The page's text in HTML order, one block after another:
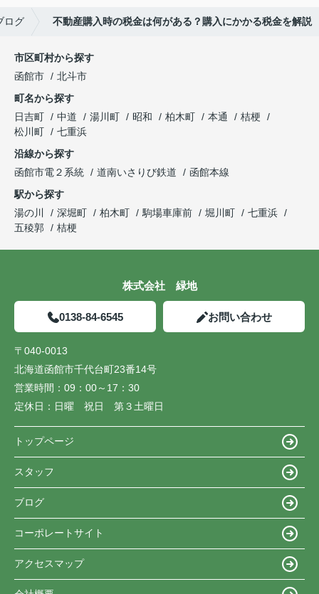
ログ 不動産購入時の税金は何がある？購入にかかる税金を解説
市区町村から探す
函館市
北斗市
町名から探す
日吉町
中道 湯川町 昭和 柏木町 本通
桔梗
松川町
七重浜
沿線から探す
函館市電２系統
道南いさりび鉄道
函館本線
駅から探す
湯の川
深堀町 柏木町 駒場車庫前 堀川町
七重浜
五稜郭
桔梗
株式会社 緑地
0138-84-6545 お問い合わせ
〒040-0013
北海道函館市千代台町23番14号
営業時間： 09：00～17：30
定休日： 日曜 祝日 第３土曜日
トップページ
スタッフ
ブログ
コーポレートサイト
アクセスマップ